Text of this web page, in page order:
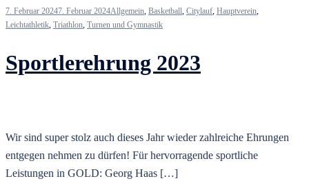
7. Februar 20247. Februar 2024Allgemein Basketball Citylauf Hauptverein
Leichtathletik Triathlon Turnen und Gymnastik
Sportlerehrung 2023
Wir sind super stolz auch dieses Jahr wieder zahlreiche Ehrungen
entgegen nehmen zu dürfen! Für hervorragende sportliche
Leistungen in GOLD: Georg Haas […]